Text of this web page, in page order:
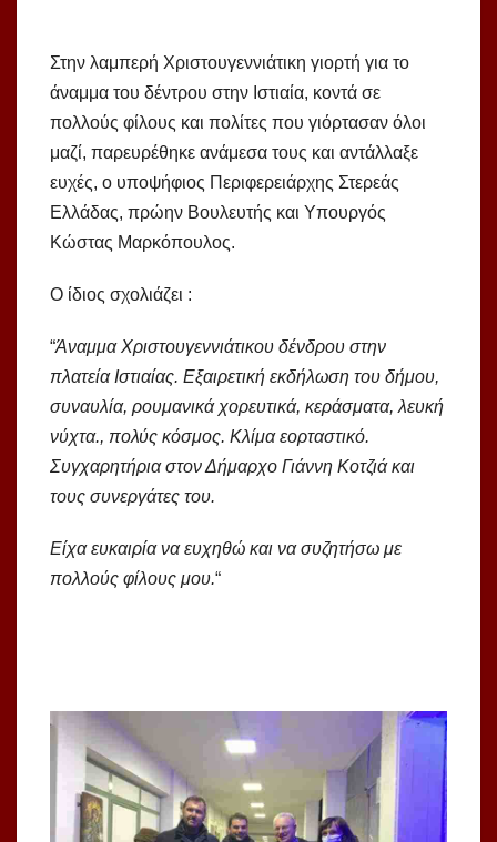
Στην λαμπερή Χριστουγεννιάτικη γιορτή για το
άναμμα του δέντρου στην Ιστιαία, κοντά σε
πολλούς φίλους και πολίτες που γιόρτασαν όλοι
μαζί, παρευρέθηκε ανάμεσα τους και αντάλλαξε
ευχές, ο υποψήφιος Περιφερειάρχης Στερεάς
Ελλάδας, πρώην Βουλευτής και Υπουργός
Κώστας Μαρκόπουλος.
Ο ίδιος σχολιάζει :
“Άναμμα Χριστουγεννιάτικου δένδρου στην
πλατεία Ιστιαίας. Εξαιρετική εκδήλωση του δήμου,
συναυλία, ρουμανικά χορευτικά, κεράσματα, λευκή
νύχτα., πολύς κόσμος. Κλίμα εορταστικό.
Συγχαρητήρια στον Δήμαρχο Γιάννη Κοτζιά και
τους συνεργάτες του.
Είχα ευκαιρία να ευχηθώ και να συζητήσω με
πολλούς φίλους μου.“